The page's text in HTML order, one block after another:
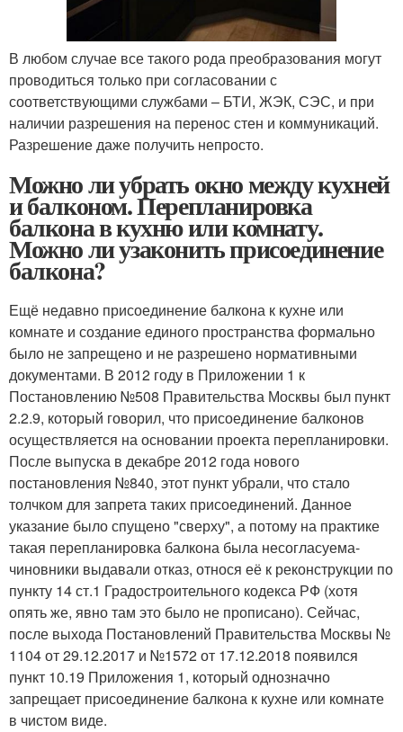
В любом случае все такого рода преобразования могут
проводиться только при согласовании с
соответствующими службами – БТИ, ЖЭК, СЭС, и при
наличии разрешения на перенос стен и коммуникаций.
Разрешение даже получить непросто.
Можно ли убрать окно между кухней
и балконом. Перепланировка
балкона в кухню или комнату.
Можно ли узаконить присоединение
балкона?
Ещё недавно присоединение балкона к кухне или
комнате и создание единого пространства формально
было не запрещено и не разрешено нормативными
документами. В 2012 году в Приложении 1 к
Постановлению №508 Правительства Москвы был пункт
2.2.9, который говорил, что присоединение балконов
осуществляется на основании проекта перепланировки.
После выпуска в декабре 2012 года нового
постановления №840, этот пункт убрали, что стало
толчком для запрета таких присоединений. Данное
указание было спущено "сверху", а потому на практике
такая перепланировка балкона была несогласуема-
чиновники выдавали отказ, относя её к реконструкции по
пункту 14 ст.1 Градостроительного кодекса РФ (хотя
опять же, явно там это было не прописано). Сейчас,
после выхода Постановлений Правительства Москвы №
1104 от 29.12.2017 и №1572 от 17.12.2018 появился
пункт 10.19 Приложения 1, который однозначно
запрещает присоединение балкона к кухне или комнате
в чистом виде.